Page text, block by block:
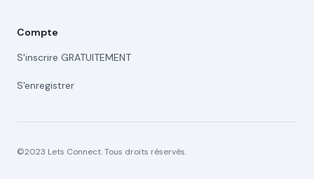
Compte
S'inscrire GRATUITEMENT
S'enregistrer
©2023 Lets Connect. Tous droits réservés.